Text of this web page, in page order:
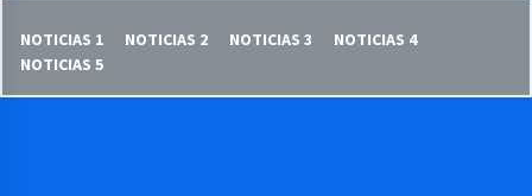
NOTICIAS 1 NOTICIAS 2 NOTICIAS 3
NOTICIAS 4
NOTICIAS 5